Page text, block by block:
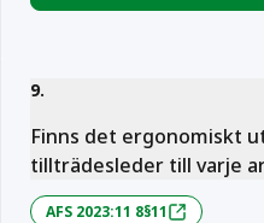
9.
Finns det ergonomiskt
tillträdesleder till varje
AFS 2023:11 8§11